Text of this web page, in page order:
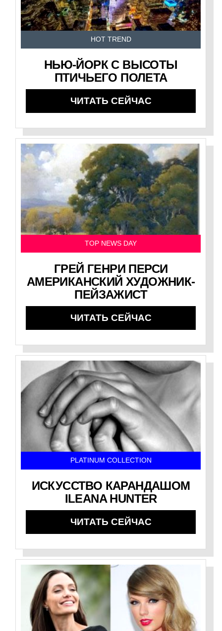
HOT TREND
НЬЮ-ЙОРК С ВЫСОТЫ
ПТИЧЬЕГО ПОЛЕТА
ЧИТАТЬ СЕЙЧАС
TOP NEWS DAY
ГРЕЙ ГЕНРИ ПЕРСИ
АМЕРИКАНСКИЙ ХУДОЖНИК-
ПЕЙЗАЖИСТ
ЧИТАТЬ СЕЙЧАС
PLATINUM COLLECTION
ИСКУССТВО КАРАНДАШОМ
ILEANA HUNTER
ЧИТАТЬ СЕЙЧАС